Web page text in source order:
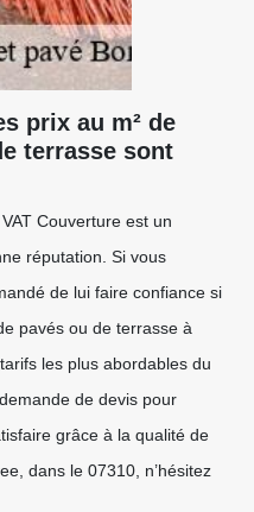
prix au m² de
terrasse sont
Couverture est un
réputation. Si vous
de lui faire confiance si
pavés ou de terrasse à
les plus abordables du
de devis pour
grâce à la qualité de
dans le 07310, n’hésitez